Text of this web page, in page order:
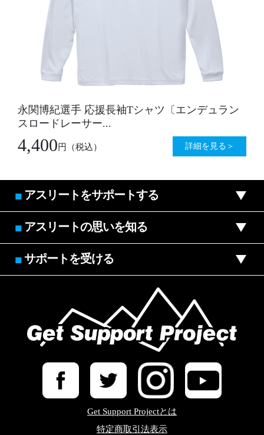
永関博紀選手 応援長袖Tシャツ〔エンデュラン
スロードレーサー...
4,400円 （税込） 詳細を見る＞
■ アスリートをサポートする
■ アスリートの思いを知る
■サポートを受ける
Get Support Projectとは
特定商取引法表示